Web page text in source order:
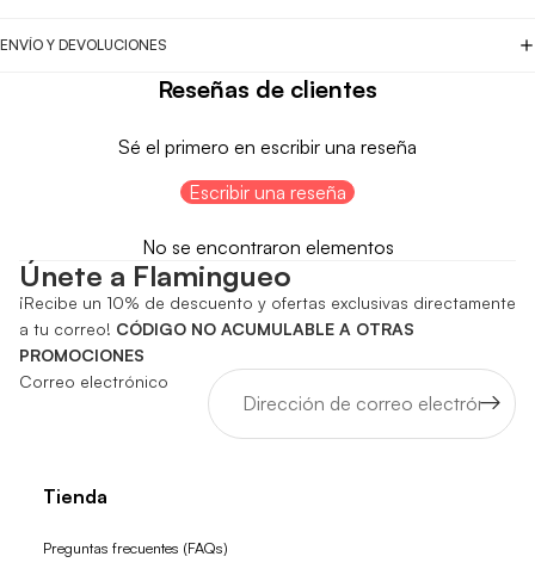
ENVÍO Y DEVOLUCIONES
Reseñas de clientes
Sé el primero en escribir una reseña
Escribir una reseña
No se encontraron elementos
Únete a Flamingueo
¡Recibe un 10% de descuento y ofertas exclusivas directamente
a tu correo! CÓDIGO NO ACUMULABLE A OTRAS
PROMOCIONES
Correo electrónico
Tienda
Preguntas frecuentes (FAQs)